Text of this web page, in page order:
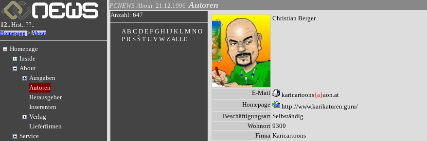
12..Hist..??..
Homepage > About
Homepage
Inside
About
Ausgaben
Autoren
Herausgeber
Inserenten
Verlag
Lieferfirmen
Service
PCNEWS-About 21.12.1996 Autoren
Anzahl: 647
A B C D E F G H I J K L M N O
P R S Š T U V W ZALLE
Christian Berger
E-Mail karicartoons{a}aon.at
Homepage
http://www.karikaturen.guru/
Beschäftigungsart Selbständig
Wohnort 9300
Firma Karicartoons